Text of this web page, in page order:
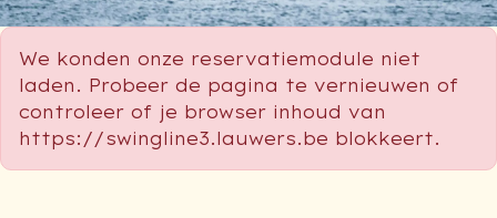
We konden onze reservatiemodule niet
laden. Probeer de pagina te vernieuwen of
controleer of je browser inhoud van
https://swingline3.lauwers.be blokkeert.